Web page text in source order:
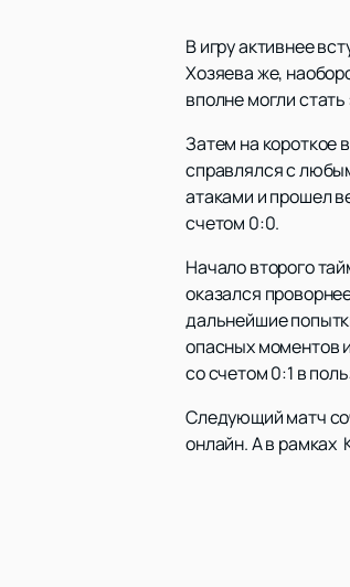
В игру активнее
Хозяева же,
вполне могли
Затем на короткое
справлялся с
атаками и прошел
счетом 0:0.
Начало второго
оказался
дальнейшие
опасных моментов
со счетом 0:1 в
Следующий матч
онлайн. А в рамках